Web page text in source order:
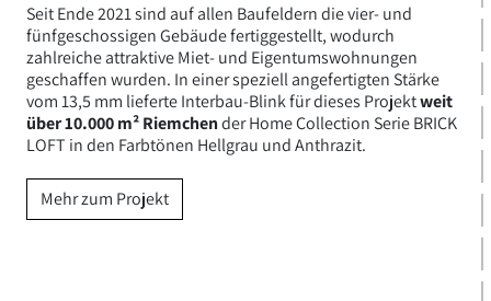
Seit Ende 2021 sind auf allen Baufeldern die vier- und
fünfgeschossigen Gebäude fertiggestellt, wodurch
zahlreiche attraktive Miet- und Eigentumswohnungen
geschaffen wurden. In einer speziell angefertigten Stärke
vom 13,5 mm lieferte Interbau-Blink für dieses Projektweit
über 10.000 m² Riemchender Home Collection Serie BRICK
LOFT in den Farbtönen Hellgrau und Anthrazit.
Mehr zum Projekt